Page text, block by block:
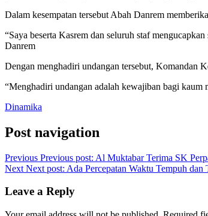
Dalam kesempatan tersebut Abah Danrem
“Saya beserta Kasrem dan seluruh staf
Danrem
Dengan menghadiri undangan tersebut, Komandan
“Menghadiri undangan adalah kewajiban bagi
Dinamika
Post navigation
Previous Previous post: Al Muktabar Terima SK
Next Next post: Ada Percepatan Waktu Tempuh
Leave a Reply